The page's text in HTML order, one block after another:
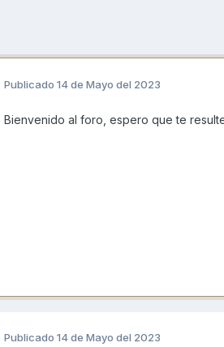
Publicado 14 de Mayo del 2023
Bienvenido al foro, espero que te
Publicado 14 de Mayo del 2023